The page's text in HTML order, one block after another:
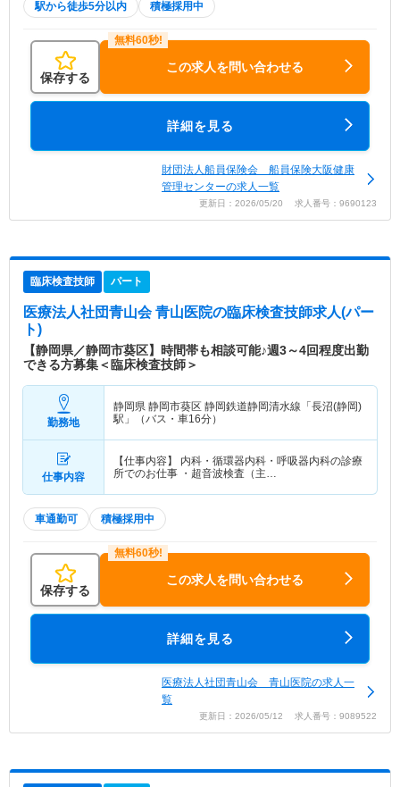
駅から徒歩5分以内 積極採用中
保存する
この求人を問い合わせる
詳細を見る
財団法人船員保険会 船員保険大阪健康
管理センターの求人一覧
更新日：2026/05/20 求人番号：9690123
臨床検査技師 パート
医療法人社団青山会 青山医院の臨床検査技師求人(パー
ト)
【静岡県／静岡市葵区】時間帯も相談可能♪週3～4回程度出勤
できる方募集＜臨床検査技師＞
勤務地
静岡県 静岡市葵区 静岡鉄道静岡清水線「長沼(静岡)
駅」（バス・車16分）
仕事内容
【仕事内容】 内科・循環器内科・呼吸器内科の診療
所でのお仕事 ・超音波検査（主…
車通勤可 積極採用中
保存する
この求人を問い合わせる
詳細を見る
医療法人社団青山会 青山医院の求人一
覧
更新日：2026/05/12 求人番号：9089522